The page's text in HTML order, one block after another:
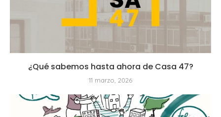
¿Qué sabemos hasta ahora de Casa 47?
11 marzo, 2026